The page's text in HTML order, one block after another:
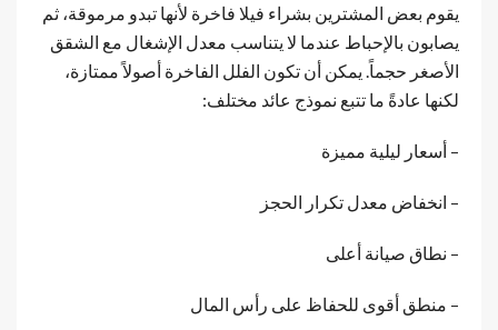
يقوم بعض المشترين بشراء فيلا فاخرة لأنها تبدو مرموقة، ثم
يصابون بالإحباط عندما لا يتناسب معدل الإشغال مع الشقق
الأصغر حجماً. يمكن أن تكون الفلل الفاخرة أصولاً ممتازة،
لكنها عادةً ما تتبع نموذج عائد مختلف:
– أسعار ليلية مميزة
– انخفاض معدل تكرار الحجز
– نطاق صيانة أعلى
– منطق أقوى للحفاظ على رأس المال